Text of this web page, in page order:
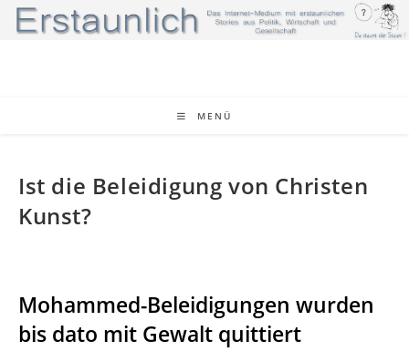
Zum
Inhalt
MENÜ
Ist die Beleidigung von Christen
Kunst?
Mohammed-Beleidigungen wurden
bis dato mit Gewalt quittiert